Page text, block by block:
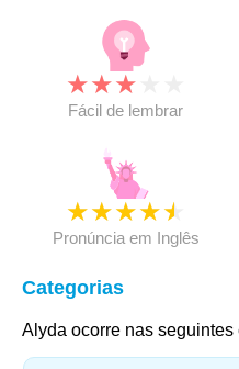
★★★
Fácil de lembrar
★★★★★
Pronúncia em Inglês
Categorias
Alyda ocorre nas seguintes